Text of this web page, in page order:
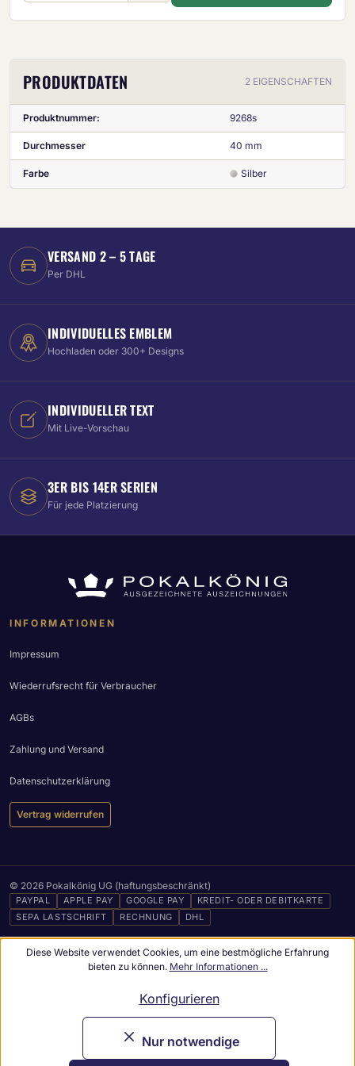
PRODUKTDATEN 2 EIGENSCHAFTEN
Produktnummer: 9268s
Durchmesser 40 mm
Farbe Silber
VERSAND 2 – 5 TAGE
Per DHL
INDIVIDUELLES EMBLEM
Hochladen oder 300+ Designs
INDIVIDUELLER TEXT
Mit Live-Vorschau
3ER BIS 14ER SERIEN
Für jede Platzierung
INFORMATIONEN
Impressum
Wiederrufsrecht für Verbraucher
AGBs
Zahlung und Versand
Datenschutzerklärung
Vertrag widerrufen
© 2026 Pokalkönig UG (haftungsbeschränkt)
PAYPAL APPLE PAY GOOGLE PAY
KREDIT- ODER DEBITKARTE
SEPA LASTSCHRIFT
RECHNUNG DHL
Diese Website verwendet Cookies, um eine bestmögliche Erfahrung
bieten zu können. Mehr Informationen ...
Nur notwendige
Konfigurieren